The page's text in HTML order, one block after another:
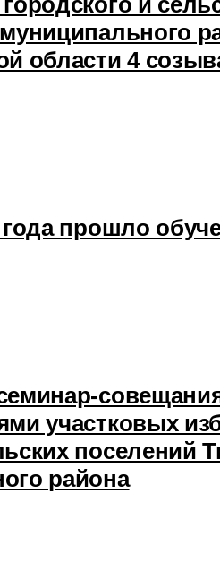
области 4
прошло
участковых
поселений
района